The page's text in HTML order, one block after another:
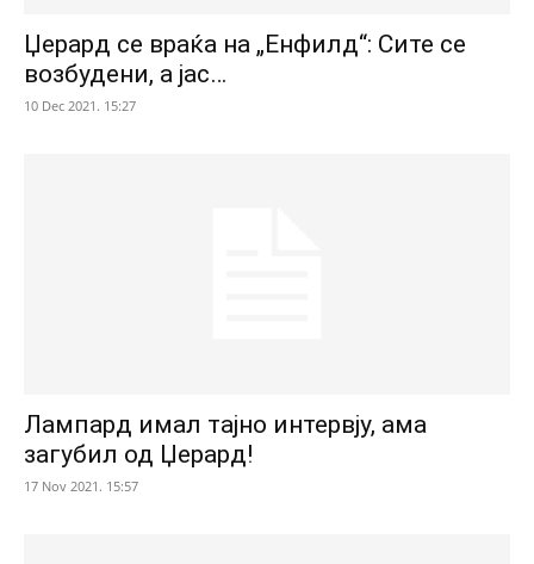
Џерард се враќа на „Енфилд“: Сите се
возбудени, а јас…
10 Dec 2021. 15:27
Лампард имал тајно интервју, ама
загубил од Џерард!
17 Nov 2021. 15:57